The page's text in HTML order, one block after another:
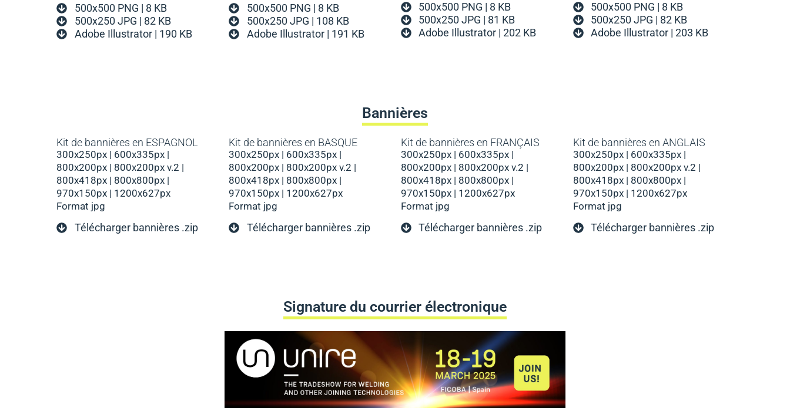
500x500 PNG | 8 KB
500x250 JPG | 82 KB
Adobe Illustrator | 190 KB
500x500 PNG | 8 KB
500x250 JPG | 108 KB
Adobe Illustrator | 191 KB
500x500 PNG | 8 KB
500x250 JPG | 81 KB
Adobe Illustrator | 202 KB
500x500 PNG | 8 KB
500x250 JPG | 82 KB
Adobe Illustrator | 203 KB
Bannières
Kit de bannières en ESPAGNOL
300x250px | 600x335px |
800x200px | 800x200px v.2 |
800x418px | 800x800px |
970x150px | 1200x627px
Format jpg
Télécharger bannières .zip
Kit de bannières en BASQUE
300x250px | 600x335px |
800x200px | 800x200px v.2 |
800x418px | 800x800px |
970x150px | 1200x627px
Format jpg
Télécharger bannières .zip
Kit de bannières en FRANÇAIS
300x250px | 600x335px |
800x200px | 800x200px v.2 |
800x418px | 800x800px |
970x150px | 1200x627px
Format jpg
Télécharger bannières .zip
Kit de bannières en ANGLAIS
300x250px | 600x335px |
800x200px | 800x200px v.2 |
800x418px | 800x800px |
970x150px | 1200x627px
Format jpg
Télécharger bannières .zip
Signature du courrier électronique